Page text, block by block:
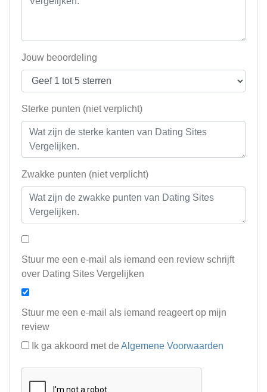
Jouw beoordeling
Sterke punten (niet verplicht)
Zwakke punten (niet verplicht)
Stuur me een e-mail als iemand een review schrijft
over Dating Sites Vergelijken
Stuur me een e-mail als iemand reageert op mijn
review
Ik ga akkoord met de Algemene Voorwaarden